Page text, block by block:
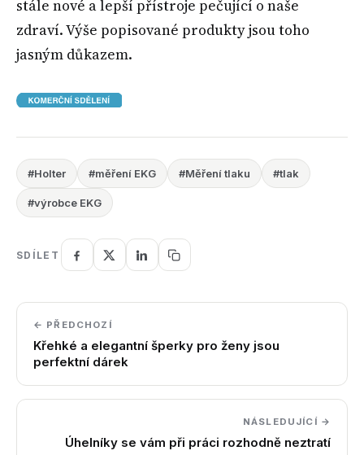
stále nové a lepší přístroje pečující o naše
zdraví. Výše popisované produkty jsou toho
jasným důkazem.
#Holter #měření EKG #Měření tlaku #tlak
#výrobce EKG
SDÍLET
← PŘEDCHOZÍ
Křehké a elegantní šperky pro ženy jsou
perfektní dárek
NÁSLEDUJÍCÍ →
Úhelníky se vám při práci rozhodně neztratí